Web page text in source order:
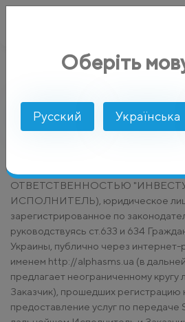
Юридическая
ПУБЛИЧНЫЙ ДОГОВОР (ОФЕРТА)
ОБЩЕСТВО С ОГРАНИЧЕННОЙ
ОТВЕТСТВЕННОСТЬЮ
ИСПОЛНИТЕЛЬ), юридическое
зарегистрированное по
руководствуясь ст.633 и 634
Украины, публично через
именем http://alphasms.ua (в
предлагает неограниченному
Заказчик), прошедших регистрацию
предоставление услуг по
Оберіть
Русский Українська